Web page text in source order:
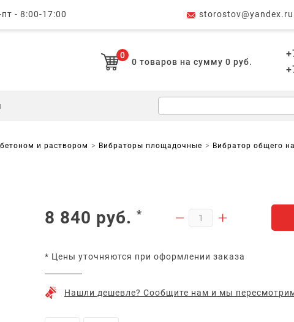
пт - 8:00-17:00 storostov@yandex.ru
0
0 товаров на сумму 0 руб.
и раствором Вибраторы площадочные Вибратор общего
8 840 руб. *
* Цены уточняются при оформлении заказа
Нашли дешевле? Сообщите нам и мы